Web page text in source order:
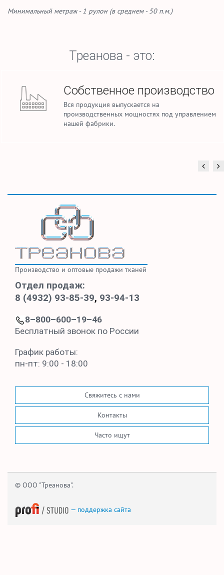
Минимальный метраж - 1 рулон (в среднем - 50 п.м.)
Треанова - это:
Собственное производство
Вся продукция выпускается на
производственных мощностях под управлением
нашей фабрики.
Производство и оптовые продажи тканей
Отдел продаж:
8 (4932) 93-85-39, 93-94-13
8–800–600–19–46
Бесплатный звонок по России
График работы:
пн-пт: 9:00 - 18:00
Свяжитесь с нами
Контакты
Часто ищут
© ООО "Треанова".
— поддержка сайта